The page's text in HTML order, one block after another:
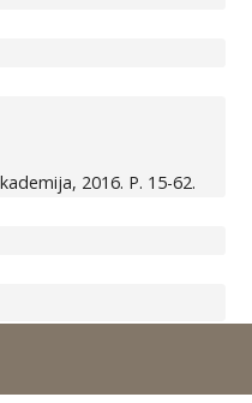
2016. P. 15-62.